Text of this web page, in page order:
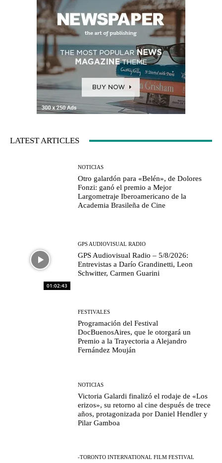
LATEST ARTICLES
NOTICIAS
Otro galardón para «Belén», de Dolores
Fonzi: ganó el premio a Mejor
Largometraje Iberoamericano de la
Academia Brasileña de Cine
01:02:43
GPS AUDIOVISUAL RADIO
GPS Audiovisual Radio – 5/8/2026:
Entrevistas a Darío Grandinetti, Leon
Schwitter, Carmen Guarini
FESTIVALES
Programación del Festival
DocBuenosAires, que le otorgará un
Premio a la Trayectoria a Alejandro
Fernández Mouján
NOTICIAS
Victoria Galardi finalizó el rodaje de «Los
erizos», su retorno al cine después de trece
años, protagonizada por Daniel Hendler y
Pilar Gamboa
-TORONTO INTERNATIONAL FILM FESTIVAL